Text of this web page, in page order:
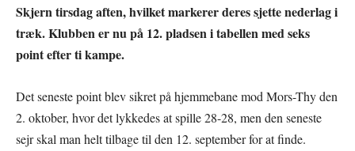
Skjern tirsdag aften, hvilket markerer deres sjette nederlag i
træk. Klubben er nu på 12. pladsen i tabellen med seks
point efter ti kampe.
Det seneste point blev sikret på hjemmebane mod Mors-Thy den
2. oktober, hvor det lykkedes at spille 28-28, men den seneste
sejr skal man helt tilbage til den 12. september for at finde.